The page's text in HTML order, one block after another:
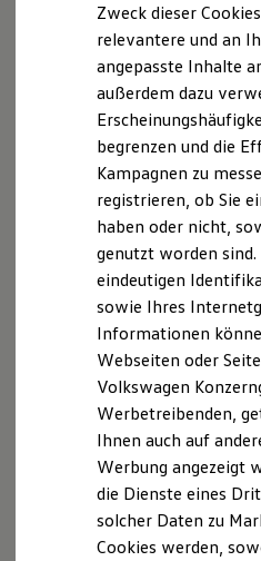
Kaufoptionen
E-Auto-
Software und
Die ID. Software
ID. Software
Digitale Extras
Schnittstellen
Hybridautos
Marke und Erlebnis
Volkswagen R und R
R-Modelle
R Experience
Driving Experience
Volkswagen
Lifestyle Shop
T-Roc Kollektion
Golf Kollektion
ID. Kollektion
Volkswagen
R-Kollektion
GTI Kollektion
Fußball Drop
we drive football
#wedriveproud
Besitzer und Service
Der T-Cross
Wendig, flexibel,
T‑Cross.
Mehr zum T-Cross
Zweck dieser
relevantere und an
angepasste Inhalte
außerdem dazu
begrenzen und die
Kampagnen zu
registrieren, ob Sie
haben oder nicht,
genutzt worden
eindeutigen
sowie Ihres
Informationen
Webseiten oder
Volkswagen
Werbetreibenden,
Ihnen auch auf
Werbung angezeigt
die Dienste eines
solcher Daten zu
Cookies werden,